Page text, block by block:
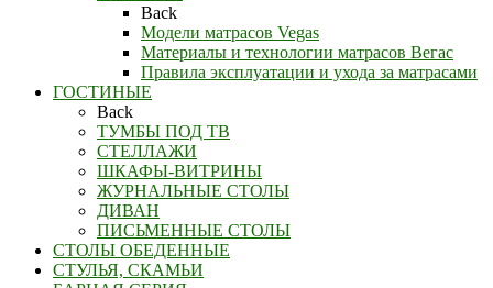
Back
Модели матрасов Vegas
Материалы и технологии матрасов Вегас
Правила эксплуатации и ухода за матрасами
ГОСТИНЫЕ
Back
ТУМБЫ ПОД ТВ
СТЕЛЛАЖИ
ШКАФЫ-ВИТРИНЫ
ЖУРНАЛЬНЫЕ СТОЛЫ
ДИВАН
ПИСЬМЕННЫЕ СТОЛЫ
СТОЛЫ ОБЕДЕННЫЕ
СТУЛЬЯ, СКАМЬИ